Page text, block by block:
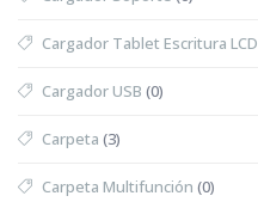
Cargador Tablet Escritura LCD
Cargador USB (0)
Carpeta (3)
Carpeta Multifunción (0)